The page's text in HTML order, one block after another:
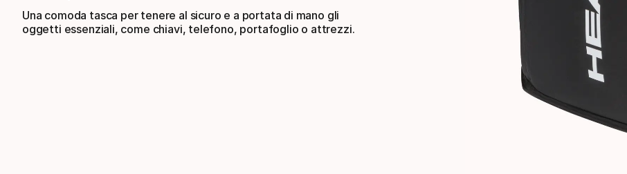
Una comoda tasca per tenere al sicuro e a portata di mano gli
oggetti essenziali, come chiavi, telefono, portafoglio o attrezzi.